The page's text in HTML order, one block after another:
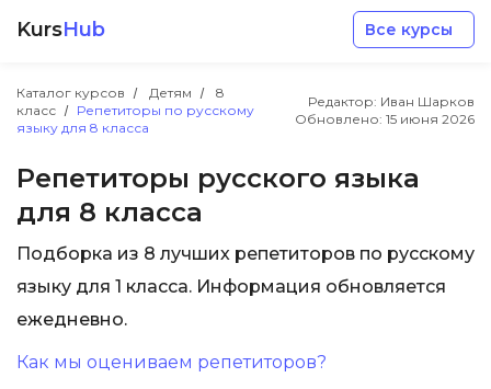
KursHub Все курсы
Каталог курсов Детям
8
класс
Репетиторы по русскому
языку для 8 класса
Редактор: Иван Шарков
Обновлено: 15 июня 2026
Репетиторы русского языка
для 8 класса
Подборка из 8 лучших репетиторов по русскому
языку для 1 класса. Информация обновляется
ежедневно.
Как мы оцениваем репетиторов?
Маркетинг
Дизайн